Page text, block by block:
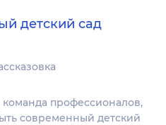
детский сад
команда профессионалов,
современный детский